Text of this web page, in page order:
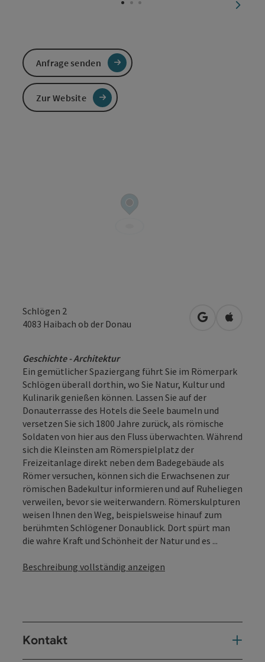
Schlögen 2
4083 Haibach ob der Donau in Google
in
Geschichte - Architektur
Ein gemütlicher Spaziergang führt Sie im Römerpark
Schlögen überall dorthin, wo Sie Natur, Kultur und
Kulinarik genießen können. Lassen Sie auf der
Donauterrasse des Hotels die Seele baumeln und
versetzen Sie sich 1800 Jahre zurück, als römische
Soldaten von hier aus den Fluss überwachten. Während
sich die Kleinsten am Römerspielplatz der
Freizeitanlage direkt neben dem Badegebäude als
Römer versuchen, können sich die Erwachsenen zur
römischen Badekultur informieren und auf Ruheliegen
verweilen, bevor sie weiterwandern. Römerskulpturen
weisen Ihnen den Weg, beispielsweise hinauf zum
berühmten Schlögener Donaublick. Dort spürt man
die wahre Kraft und Schönheit der Natur und es ...
Beschreibung vollständig anzeigen
Kontakt
Anfrage senden
Zur Website